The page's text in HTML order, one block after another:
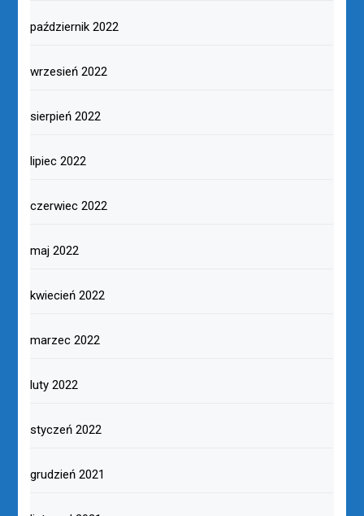
październik 2022
wrzesień 2022
sierpień 2022
lipiec 2022
czerwiec 2022
maj 2022
kwiecień 2022
marzec 2022
luty 2022
styczeń 2022
grudzień 2021